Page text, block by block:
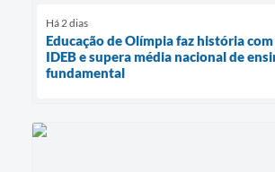
Há 2 dias
Educação de Olímpia faz história
IDEB e supera média nacional de
fundamental